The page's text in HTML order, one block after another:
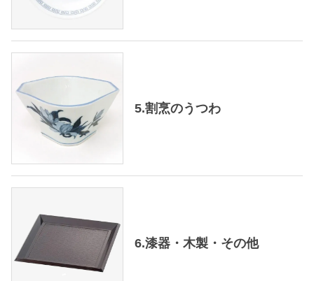
5.割烹のうつわ
6.漆器・木製・その他